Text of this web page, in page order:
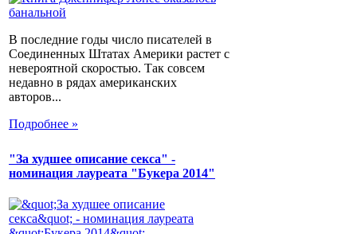
В последние годы число писателей в
Соединенных Штатах Америки растет с
невероятной скоростью. Так совсем
недавно в рядах американских
авторов...
Подробнее »
"За худшее описание секса" -
номинация лауреата "Букера 2014"